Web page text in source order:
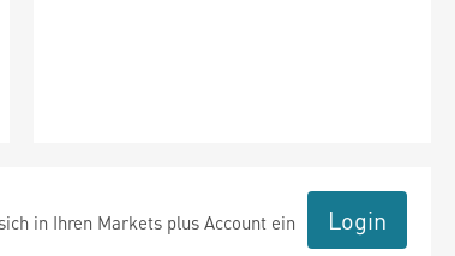
in Ihren Markets plus Account ein Login